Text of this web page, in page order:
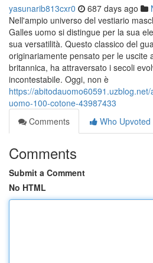
yasunarib813cxr0 687 days ago
Nell'ampio universo del vestiario
Galles uomo si distingue per la sua
sua versatilità. Questo classico del
originariamente pensato per le uscite
britannica, ha attraversato i secoli
incontestabile. Oggi, non è
https://
uomo-100-cotone-43987433
Comments
Who Upvoted
Comments
Submit a Comment
No HTML